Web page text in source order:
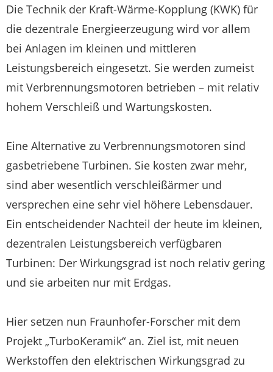
Die Technik der Kraft-Wärme-Kopplung (KWK) für
die dezentrale Energieerzeugung wird vor allem
bei Anlagen im kleinen und mittleren
Leistungsbereich eingesetzt. Sie werden zumeist
mit Verbrennungsmotoren betrieben – mit relativ
hohem Verschleiß und Wartungskosten.
Eine Alternative zu Verbrennungsmotoren sind
gasbetriebene Turbinen. Sie kosten zwar mehr,
sind aber wesentlich verschleißärmer und
versprechen eine sehr viel höhere Lebensdauer.
Ein entscheidender Nachteil der heute im kleinen,
dezentralen Leistungsbereich verfügbaren
Turbinen: Der Wirkungsgrad ist noch relativ gering
und sie arbeiten nur mit Erdgas.
Hier setzen nun Fraunhofer-Forscher mit dem
Projekt „TurboKeramik“ an. Ziel ist, mit neuen
Werkstoffen den elektrischen Wirkungsgrad zu